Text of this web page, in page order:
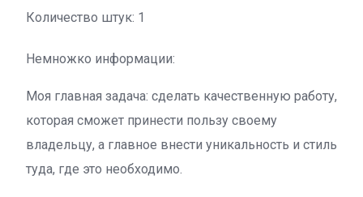
Количество штук: 1
Немножко информации:
Моя главная задача: сделать качественную работу,
которая сможет принести пользу своему
владельцу, а главное внести уникальность и стиль
туда, где это необходимо.